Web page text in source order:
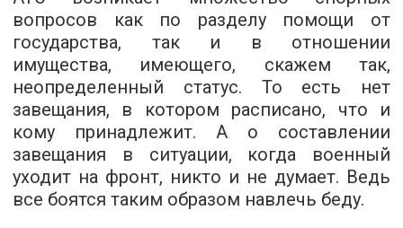
вопросов как по разделу помощи от
государства, так и в отношении
имущества, имеющего, скажем так,
неопределенный статус. То есть нет
завещания, в котором расписано, что и
кому принадлежит. А о составлении
завещания в ситуации, когда военный
уходит на фронт, никто и не думает. Ведь
все боятся таким образом навлечь беду.